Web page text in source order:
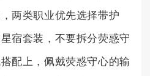
两类职业优先选择带护
宿套装，不要拆分荧惑守
配上，佩戴荧惑守心的输